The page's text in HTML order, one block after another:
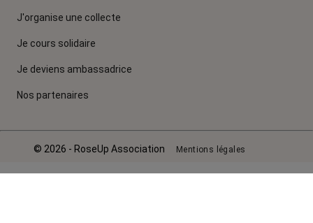
J'organise une collecte
Je cours solidaire
Je deviens ambassadrice
Nos partenaires
© 2026 - RoseUp Association Mentions légales